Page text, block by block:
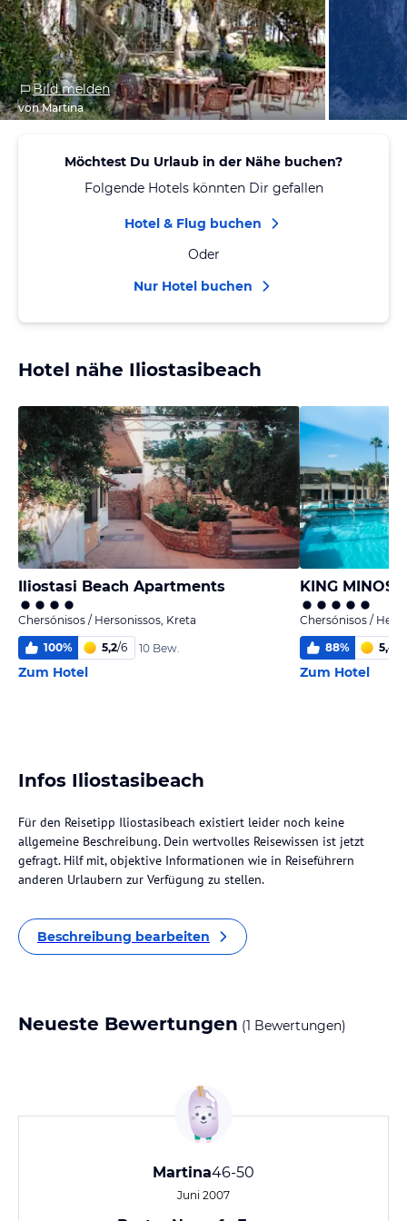
Bild melden
von Martina
Möchtest Du Urlaub in der Nähe buchen?
Folgende Hotels könnten Dir gefallen
Hotel & Flug buchen
Oder
Nur Hotel buchen
Hotel nähe Iliostasibeach
Iliostasi Beach Apartments
Chersónisos / Hersonissos, Kreta
100% 5,2/6 10 Bew.
Zum Hotel
KING MINOS
Chersónisos /
88% 5,4
Zum Hotel
Infos Iliostasibeach
Für den Reisetipp Iliostasibeach existiert leider noch keine
allgemeine Beschreibung. Dein wertvolles Reisewissen ist jetzt
gefragt. Hilf mit, objektive Informationen wie in Reiseführern
anderen Urlaubern zur Verfügung zu stellen.
Beschreibung bearbeiten
Neueste Bewertungen (1 Bewertungen)
Martina46-50
Juni 2007